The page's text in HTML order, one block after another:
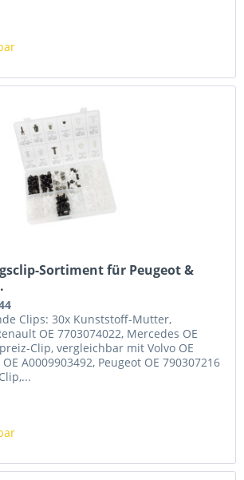
Sortiment für Peugeot &
Clips: 30x Kunststoff-Mutter,
OE 7703074022, Mercedes OE
Clip, vergleichbar mit Volvo OE
A0009903492, Peugeot OE 790307216